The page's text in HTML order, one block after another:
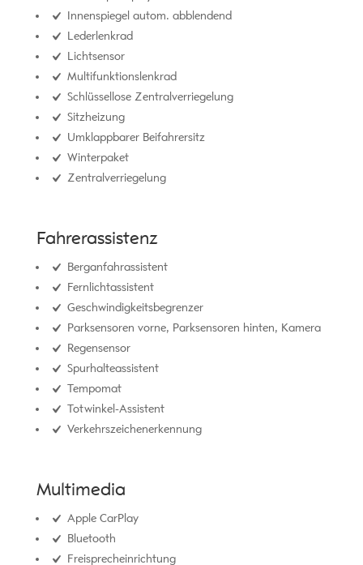
Innenspiegel autom. abblendend
Lederlenkrad
Lichtsensor
Multifunktionslenkrad
Schlüssellose Zentralverriegelung
Sitzheizung
Umklappbarer Beifahrersitz
Winterpaket
Zentralverriegelung
Fahrerassistenz
Berganfahrassistent
Fernlichtassistent
Geschwindigkeitsbegrenzer
Parksensoren vorne, Parksensoren hinten, Kamera
Regensensor
Spurhalteassistent
Tempomat
Totwinkel-Assistent
Verkehrszeichenerkennung
Multimedia
Apple CarPlay
Bluetooth
Freisprecheinrichtung